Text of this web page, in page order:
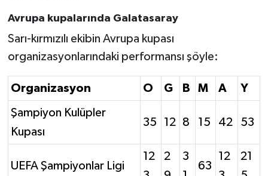
Avrupa kupalarında Galatasaray
Sarı-kırmızılı ekibin Avrupa kupası
organizasyonlarındaki performansı şöyle:
Organizasyon O G B M A Y
Şampiyon Kulüpler
Kupası
35 12 8 15 42 53
UEFA Şampiyonlar Ligi
12
2
3
63
12
21